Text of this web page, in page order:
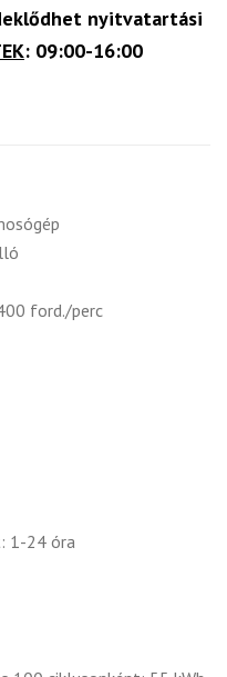
nyitvatartási
: 09:00-16:00
ford./perc
1-24 óra